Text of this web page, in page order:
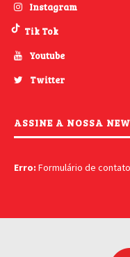
Instagram
Tik Tok
Youtube
Twitter
ASSINE A NOSSA
Erro: Formulário de